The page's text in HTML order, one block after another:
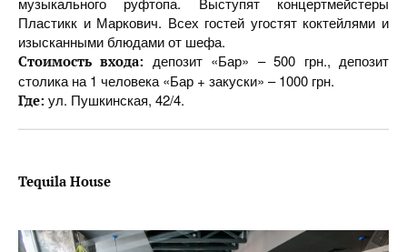
Пластикк и Маркович. Всех гостей угостят коктейлями и
изысканными блюдами от шефа.
Стоимость входа: депозит «Бар» – 500 грн., депозит
столика на 1 человека «Бар + закуски» – 1000 грн.
Где: ул. Пушкинская, 42/4.
Tequila House